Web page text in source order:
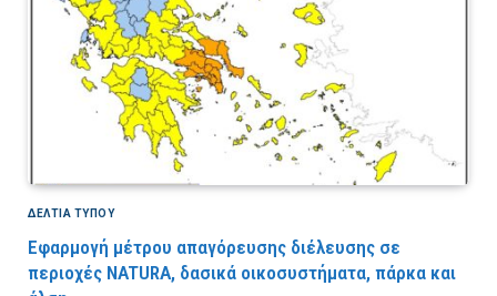
ΔΕΛΤΙΑ ΤΥΠΟΥ
Εφαρμογή μέτρου απαγόρευσης διέλευσης σε
περιοχές NATURA, δασικά οικοσυστήματα, πάρκα και